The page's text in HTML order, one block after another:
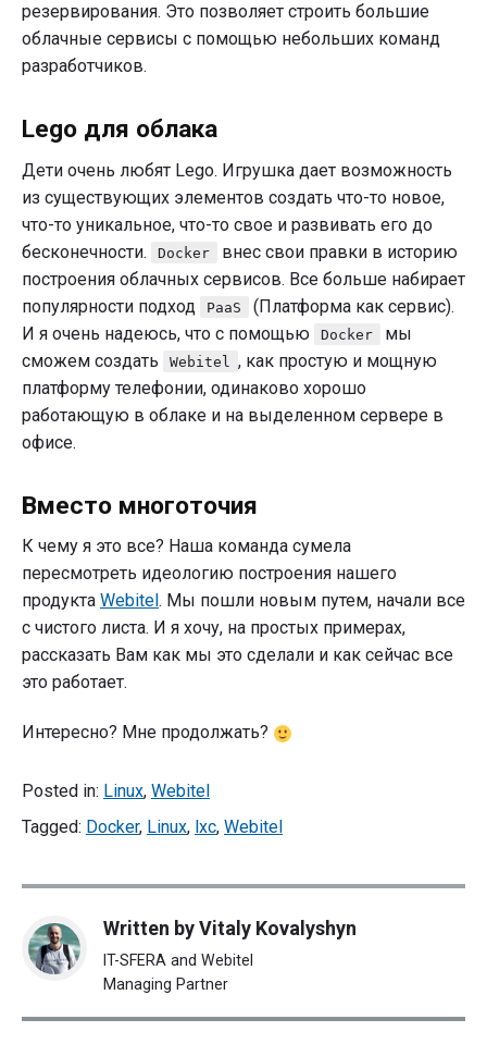
резервирования. Это позволяет строить большие
облачные сервисы с помощью небольших команд
разработчиков.
Lego для облака
Дети очень любят Lego. Игрушка дает возможность
из существующих элементов создать что-то новое,
что-то уникальное, что-то свое и развивать его до
бесконечности.
Docker
внес свои правки в историю
построения облачных сервисов. Все больше набирает
популярности подход
PaaS
(Платформа как сервис).
И я очень надеюсь, что с помощью
Docker
мы
сможем создать
Webitel
, как простую и мощную
платформу телефонии, одинаково хорошо
работающую в облаке и на выделенном сервере в
офисе.
Вместо многоточия
К чему я это все? Наша команда сумела
пересмотреть идеологию построения нашего
продукта Webitel . Мы пошли новым путем, начали все
с чистого листа. И я хочу, на простых примерах,
рассказать Вам как мы это сделали и как сейчас все
это работает.
Интересно? Мне продолжать?
Posted in: Linux, Webitel
Tagged: Docker, Linux, lxc, Webitel
Written byVitaly Kovalyshyn
IT-SFERA and Webitel
Managing Partner